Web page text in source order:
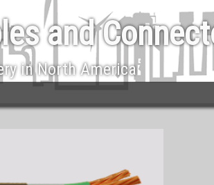
For all types of applications